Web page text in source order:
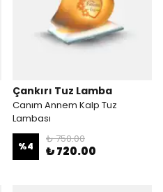
Çankırı Tuz Lamba
Canım Annem Kalp Tuz
Lambası
%4
₺ 750.00
₺ 720.00